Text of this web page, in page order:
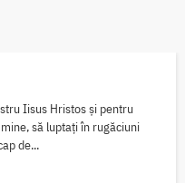
Iisus Hristos și pentru
să luptați în rugăciuni
de...